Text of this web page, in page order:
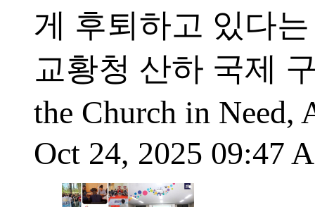
게 후퇴하고 있다
교황청 산하 국제
the Church in
Oct 24, 2025 09:47